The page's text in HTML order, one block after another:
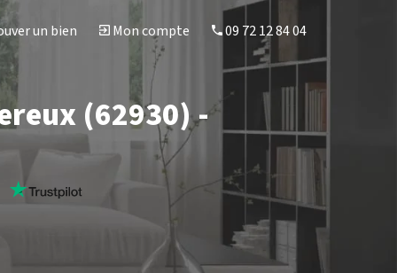
un bien Mon compte 09 72 12 84 04
(62930) -